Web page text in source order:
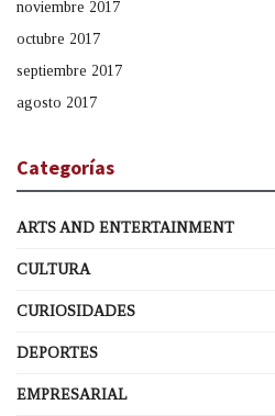
noviembre 2017
octubre 2017
septiembre 2017
agosto 2017
Categorías
ARTS AND ENTERTAINMENT
CULTURA
CURIOSIDADES
DEPORTES
EMPRESARIAL